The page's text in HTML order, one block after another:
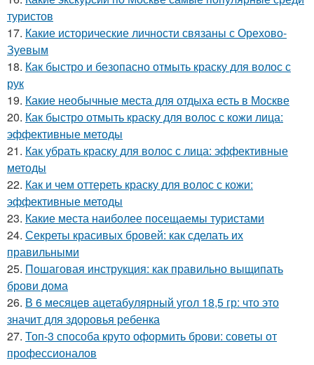
туристов
17. Какие исторические личности связаны с Орехово-
Зуевым
18. Как быстро и безопасно отмыть краску для волос с
рук
19. Какие необычные места для отдыха есть в Москве
20. Как быстро отмыть краску для волос с кожи лица:
эффективные методы
21. Как убрать краску для волос с лица: эффективные
методы
22. Как и чем оттереть краску для волос с кожи:
эффективные методы
23. Какие места наиболее посещаемы туристами
24. Секреты красивых бровей: как сделать их
правильными
25. Пошаговая инструкция: как правильно выщипать
брови дома
26. В 6 месяцев ацетабулярный угол 18,5 гр: что это
значит для здоровья ребенка
27. Топ-3 способа круто оформить брови: советы от
профессионалов